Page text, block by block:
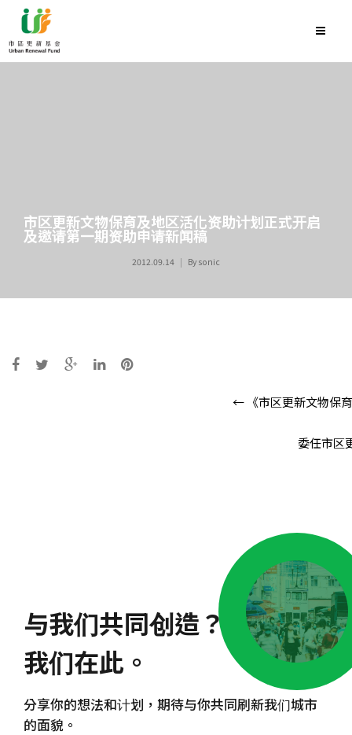
市区更新文物保育及地区活化资助计划正式开启
及邀请第一期资助申请新闻稿
2012.09.14 By sonic
← 《市区更新文物保
委任市区
与我们共同创造？
我们在此。
分享你的想法和计划，期待与你共同刷新我们城市
的面貌。